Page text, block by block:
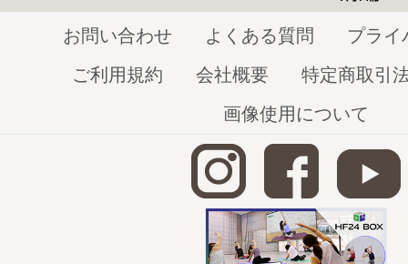
http://home-fitness24.jp/7370
４日目 上半身・胸＆肩編
http://home-fitness24.jp/7375
５日目 上半身・背中編 ※現在表示中
http://home-fitness24.jp/7399
６日目 体幹・お腹編
http://home-fitness24.jp/7402
７日目 全身ストレッチ編
お問い合わせ よくある質問
プライ
ご利用規約
会社概要
特定商取引
画像使用について